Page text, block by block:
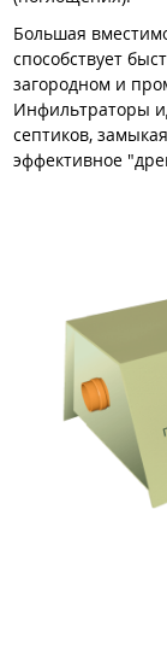
Большая
способствует
загородном и
Инфильтраторы
септиков,
эффективное